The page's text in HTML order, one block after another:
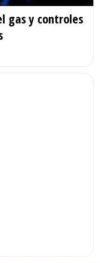
gas y controles